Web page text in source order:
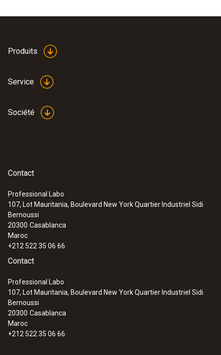
Produits
Service
Société
Contact
Professional Labo
107, Lot Mauritania, Boulevard New York Quartier Industriel Sidi
Bernoussi
20300 Casablanca
Maroc
+212 522 35 06 66
Contact
Professional Labo
107, Lot Mauritania, Boulevard New York Quartier Industriel Sidi
Bernoussi
20300 Casablanca
Maroc
+212 522 35 06 66